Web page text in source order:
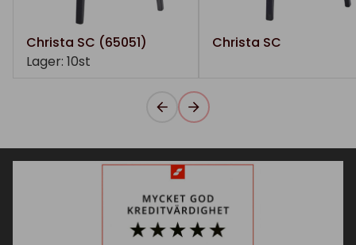
Christa SC (65051)
Lager: 10st
Christa SC